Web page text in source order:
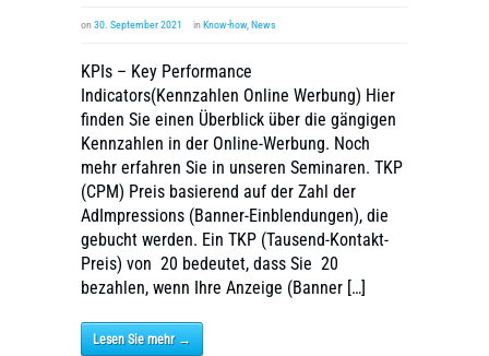
on30. September 2021 inKnow-how, News
KPIs – Key Performance
Indicators(Kennzahlen Online Werbung) Hier
finden Sie einen Überblick über die gängigen
Kennzahlen in der Online-Werbung. Noch
mehr erfahren Sie in unseren Seminaren. TKP
(CPM) Preis basierend auf der Zahl der
AdImpressions (Banner-Einblendungen), die
gebucht werden. Ein TKP (Tausend-Kontakt-
Preis) von  20 bedeutet, dass Sie  20
bezahlen, wenn Ihre Anzeige (Banner […]
Lesen Sie mehr →